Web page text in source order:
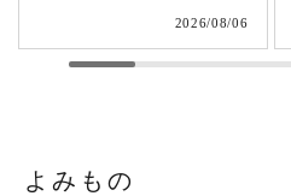
来事が起こります。▶
まじゃまずい。」 そう痛
発動します。 来る日も来
2026/08/06
よみもの